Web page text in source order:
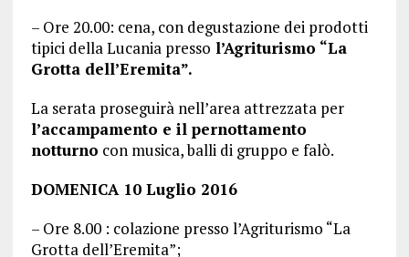
– Ore 20.00: cena, con degustazione dei prodotti
tipici della Lucania presso l’Agriturismo “La
Grotta dell’Eremita”.
La serata proseguirà nell’area attrezzata per
l’accampamento e il pernottamento
notturno con musica, balli di gruppo e falò.
DOMENICA 10 Luglio 2016
– Ore 8.00 : colazione presso l’Agriturismo “La
Grotta dell’Eremita”;